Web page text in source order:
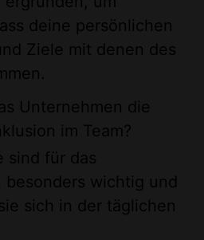
deine persönlichen
Ziele mit denen des
Unternehmen die
im Team?
sind für das
besonders wichtig und
sich in der täglichen